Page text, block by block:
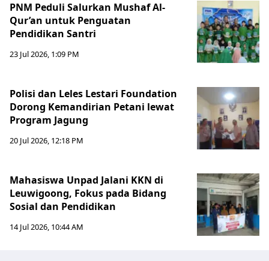
PNM Peduli Salurkan Mushaf Al-
Qur’an untuk Penguatan
Pendidikan Santri
23 Jul 2026, 1:09 PM
Polisi dan Leles Lestari Foundation
Dorong Kemandirian Petani lewat
Program Jagung
20 Jul 2026, 12:18 PM
Mahasiswa Unpad Jalani KKN di
Leuwigoong, Fokus pada Bidang
Sosial dan Pendidikan
14 Jul 2026, 10:44 AM